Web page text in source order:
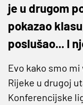
je u drugom
pokazao
poslušao... I
Evo kako smo
Rijeke u drugoj
Konferencijske